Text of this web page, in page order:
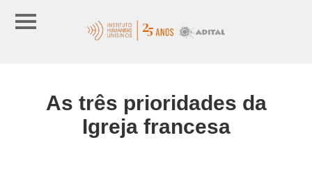
As três prioridades da
Igreja francesa